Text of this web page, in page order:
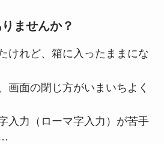
ませんか？
けれど、箱に入ったままにな
画面の閉じ方がいまいちよく
入力（ローマ字入力）が苦手